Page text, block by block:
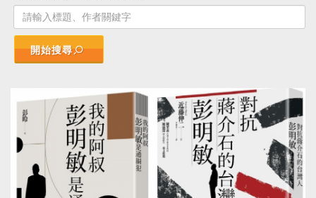
開始搜尋